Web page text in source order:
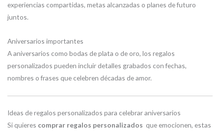
experiencias compartidas, metas alcanzadas o planes de futuro
juntos.
Aniversarios importantes
A aniversarios como bodas de plata o de oro, los regalos
personalizados pueden incluir detalles grabados con fechas,
nombres o frases que celebren décadas de amor.
Ideas de regalos personalizados para celebrar aniversarios
Si quieres comprar regalos personalizados que emocionen, estas